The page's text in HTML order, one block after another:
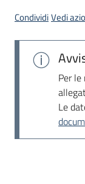
CondividiVedi
Per
Le